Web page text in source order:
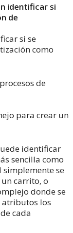
identificar si
de
si se
como
de
para crear un
identificar
sencilla como
simplemente se
carrito, o
donde se
atributos los
cada